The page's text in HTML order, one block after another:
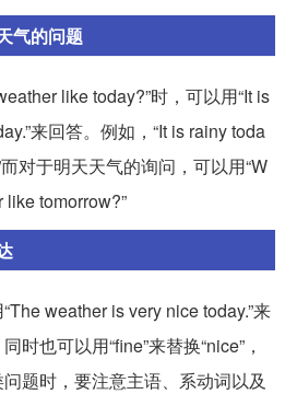
气的问题
like today?”时，可以用“It is
来回答。例如，“It is rainy toda
而对于明天天气的询问，可以用“W
tomorrow?”
weather is very nice today.”来
时也可以用“fine”来替换“nice”，
题时，要注意主语、系动词以及